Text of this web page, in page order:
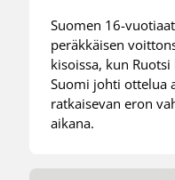
Suomen 16-
peräkkäisen
kisoissa, kun
Suomi johti ottelua
ratkaisevan eron
aikana.